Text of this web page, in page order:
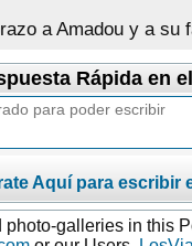
a Amadou y a su
Rápida en
Aquí para escribir
photo-galleries in this